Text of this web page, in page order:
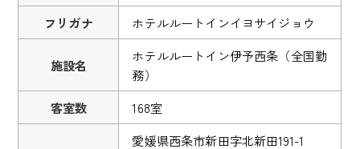
フリガナ
ホテルルートインイヨサイジョウ
施設名
ホテルルートイン伊予西条（全国勤
務）
客室数
168室
愛媛県西条市新田字北新田191-1